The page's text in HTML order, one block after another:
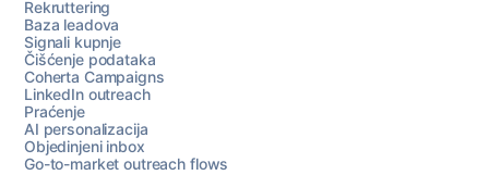
Rekruttering
Baza leadova
Signali kupnje
Čišćenje podataka
Coherta Campaigns
LinkedIn outreach
Praćenje
AI personalizacija
Objedinjeni inbox
Go-to-market outreach flows